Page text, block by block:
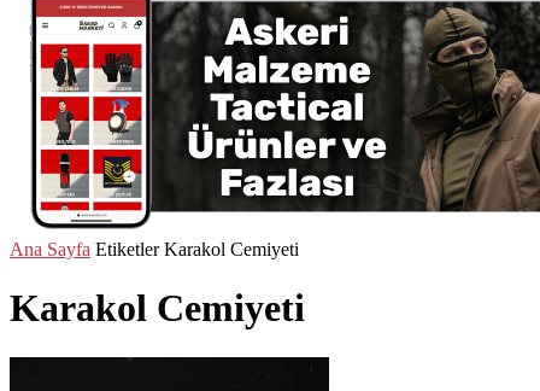
Ana Sayfa Etiketler Karakol Cemiyeti
Karakol Cemiyeti